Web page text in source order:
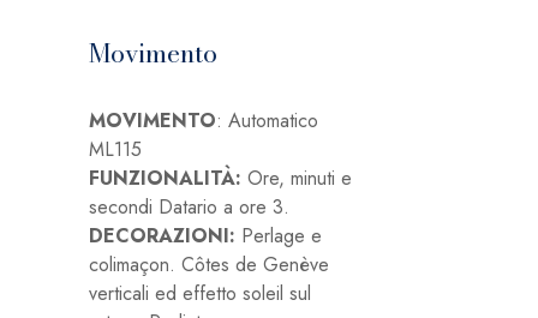
Movimento
MOVIMENTO: Automatico
ML115
FUNZIONALITÀ: Ore, minuti e
secondi Datario a ore 3.
DECORAZIONI: Perlage e
colimaçon. Côtes de Genève
verticali ed effetto soleil sul